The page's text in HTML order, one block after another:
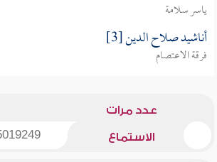
ياسر سلامة
أناشيد صلاح الدين [3]
فرقة الاعتصام
عدد مرات
الاستماع